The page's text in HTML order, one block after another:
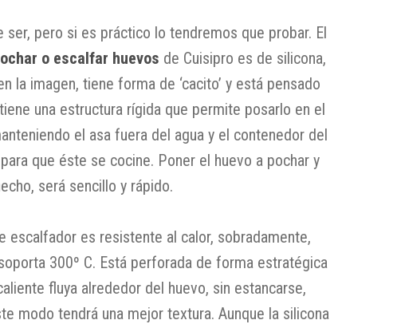
ser, pero si es práctico lo tendremos que probar. El
o escalfar huevos de Cuisipro es de silicona,
la imagen, tiene forma de ‘cacito’ y está pensado
una estructura rígida que permite posarlo en el
el asa fuera del agua y el contenedor del
que éste se cocine. Poner el huevo a pochar y
será sencillo y rápido.
escalfador es resistente al calor, sobradamente,
300º C. Está perforada de forma estratégica
fluya alrededor del huevo, sin estancarse,
modo tendrá una mejor textura. Aunque la silicona